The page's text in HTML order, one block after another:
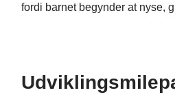
fordi barnet begynder at nyse,